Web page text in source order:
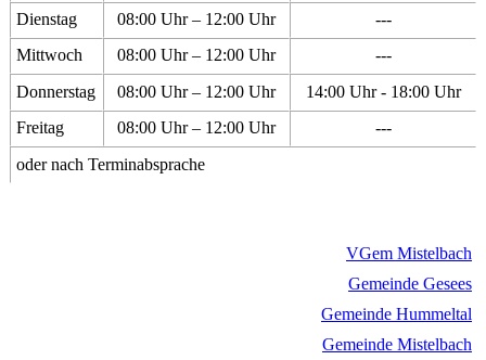
Dienstag
08:00 Uhr – 12:00 Uhr
---
Mittwoch
08:00 Uhr – 12:00 Uhr
---
Donnerstag
08:00 Uhr – 12:00 Uhr
14:00 Uhr - 18:00 Uhr
Freitag
08:00 Uhr – 12:00 Uhr
---
oder nach Terminabsprache
VGem Mistelbach
Gemeinde Gesees
Gemeinde Hummeltal
Gemeinde Mistelbach